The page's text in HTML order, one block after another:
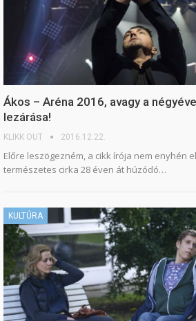
Ákos – Aréna 2016, avagy a
lezárása!
KLIKK OUT 2016.12.22.
Előre leszögezném, a cikk írója nem enyhén
természetes cirka 28 éven át húzódó…
KULTÚRA